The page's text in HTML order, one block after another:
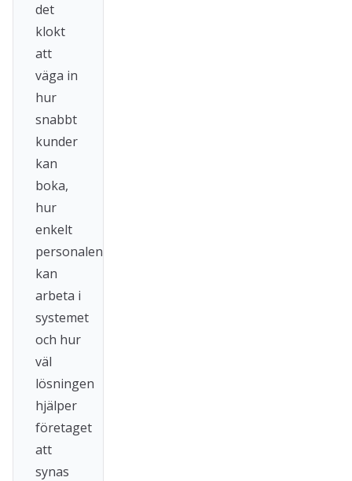
det
klokt
att
väga in
hur
snabbt
kunder
kan
boka,
hur
enkelt
personalen
kan
arbeta i
systemet
och hur
väl
lösningen
hjälper
företaget
att
synas